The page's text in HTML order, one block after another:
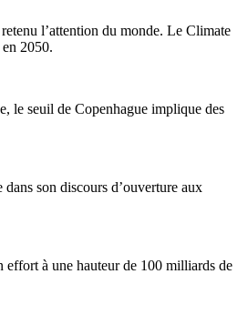
l’attention du monde. Le Climate
2050.
le seuil de Copenhague implique des
son discours d’ouverture aux
effort à une hauteur de 100 milliards de